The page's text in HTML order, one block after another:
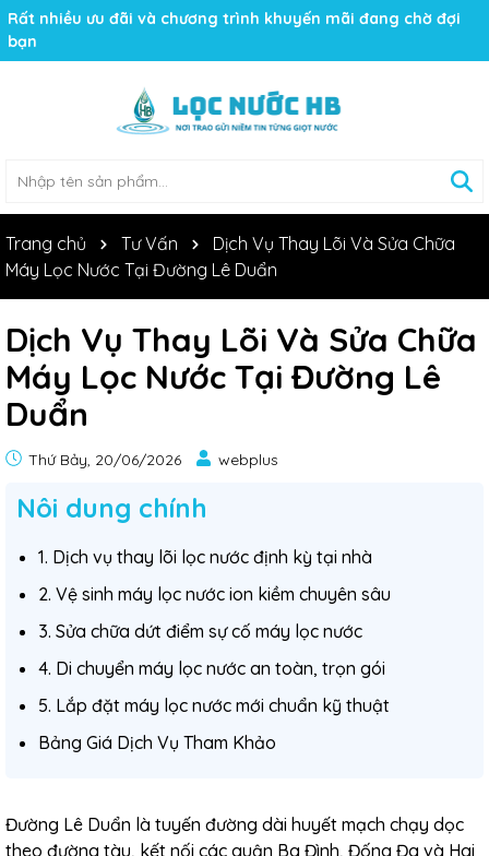
Rất nhiều ưu đãi và chương trình khuyến mãi đang chờ đợi
bạn
Trang chủ Tư Vấn
Dịch Vụ Thay Lõi Và Sửa Chữa
Máy Lọc Nước Tại Đường Lê Duẩn
Dịch Vụ Thay Lõi Và Sửa Chữa
Máy Lọc Nước Tại Đường Lê
Duẩn
Thứ Bảy, 20/06/2026 webplus
Nôi dung chính
1. Dịch vụ thay lõi lọc nước định kỳ tại nhà
2. Vệ sinh máy lọc nước ion kiềm chuyên sâu
3. Sửa chữa dứt điểm sự cố máy lọc nước
4. Di chuyển máy lọc nước an toàn, trọn gói
5. Lắp đặt máy lọc nước mới chuẩn kỹ thuật
Bảng Giá Dịch Vụ Tham Khảo
Đường Lê Duẩn là tuyến đường dài huyết mạch chạy dọc
theo đường tàu, kết nối các quận Ba Đình, Đống Đa và Hai